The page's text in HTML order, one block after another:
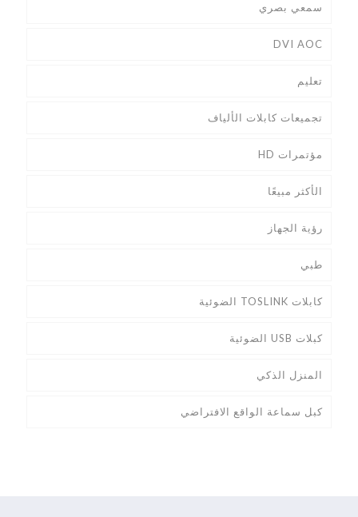
سمعي بصري
DVI AOC
تعليم
تجميعات كابلات الألياف
مؤتمرات HD
الأكثر مبيعًا
رؤية الجهاز
طبي
كابلات TOSLINK الضوئية
كبلات USB الضوئية
المنزل الذكي
كبل سماعة الواقع الافتراضي